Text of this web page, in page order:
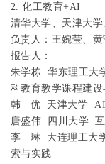
2.化工教育+AI
清华大学、天津大
负责人：王婉莹、
报告人：
朱学栋
华东理工大
科教育教学课程建设
韩
优 天津大学
唐盛伟
四川大学
李
琳 大连理工大
索与实践